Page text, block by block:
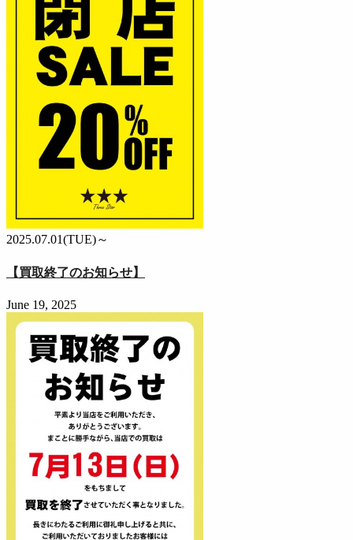
2025.07.01(TUE)～
【買取終了のお知らせ】
June 19, 2025